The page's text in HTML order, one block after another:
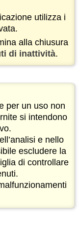
utilizza i
alla chiusura
di inattività.
per un uso non
si intendono
e nello
escludere la
di controllare